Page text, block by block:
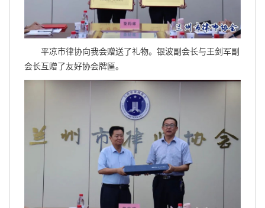
平凉市律协向我会赠送了礼物。银波副会长与王剑军副
会长互赠了友好协会牌匾。